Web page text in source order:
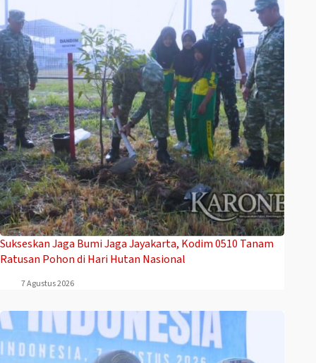
Sukseskan Jaga Bumi Jaga Jayakarta, Kodim 0510 Tanam
Ratusan Pohon di Hari Hutan Nasional
7 Agustus 2026